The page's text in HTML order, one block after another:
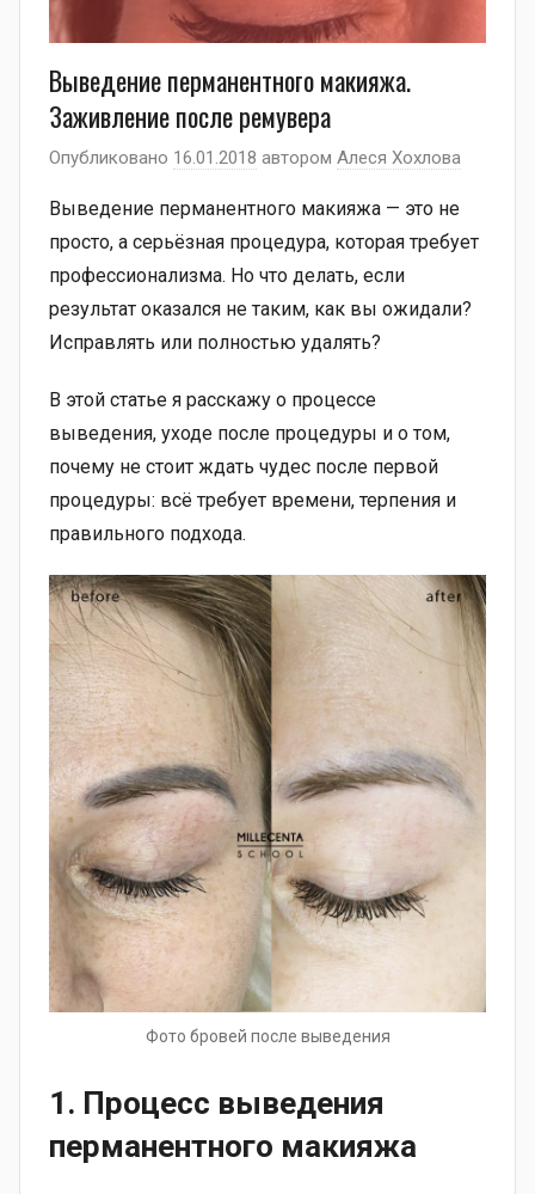
Выведение перманентного макияжа.
Заживление после ремувера
Опубликовано 16.01.2018 автором Алеся Хохлова
Выведение перманентного макияжа — это не
просто, а серьёзная процедура, которая требует
профессионализма. Но что делать, если
результат оказался не таким, как вы ожидали?
Исправлять или полностью удалять?
В этой статье я расскажу о процессе
выведения, уходе после процедуры и о том,
почему не стоит ждать чудес после первой
процедуры: всё требует времени, терпения и
правильного подхода.
Фото бровей после выведения
1. Процесс выведения
перманентного макияжа